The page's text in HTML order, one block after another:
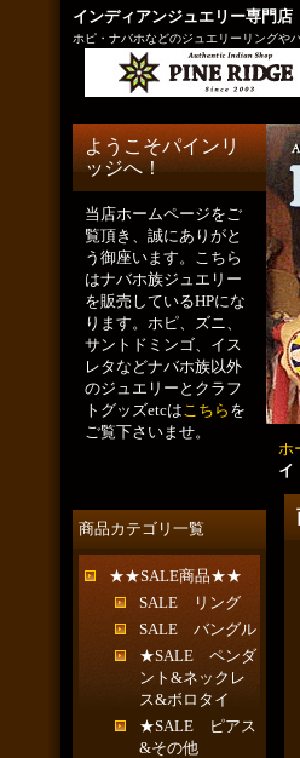
インディアンジュエリー専門店
ホピ・ナバホなどのジュエリーリングや
ようこそパインリ
ッジへ！
当店ホームページをご
覧頂き、誠にありがと
う御座います。こちら
はナバホ族ジュエリー
を販売しているHPにな
ります。ホピ、ズニ、
サントドミンゴ、イス
レタなどナバホ族以外
のジュエリーとクラフ
トグッズetcはこちら を
ご覧下さいませ。
商品カテゴリ一覧
★★SALE商品★★
SALE リング
SALE バングル
★SALE ペンダ
ント&ネックレ
ス&ボロタイ
★SALE ピアス
&その他
ホ